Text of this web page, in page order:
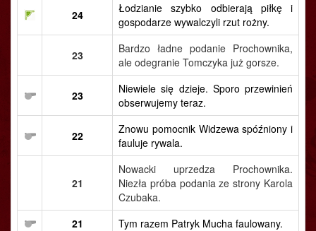
24
Łodzianie szybko odbierają piłkę i
gospodarze wywalczyli rzut rożny.
23
Bardzo ładne podanie Prochownika,
ale odegranie Tomczyka już gorsze.
23
Niewiele się dzieje. Sporo przewinień
obserwujemy teraz.
22
Znowu pomocnik Widzewa spóźniony i
fauluje rywala.
21
Nowacki uprzedza Prochownika.
Niezła próba podania ze strony Karola
Czubaka.
21
Tym razem Patryk Mucha faulowany.